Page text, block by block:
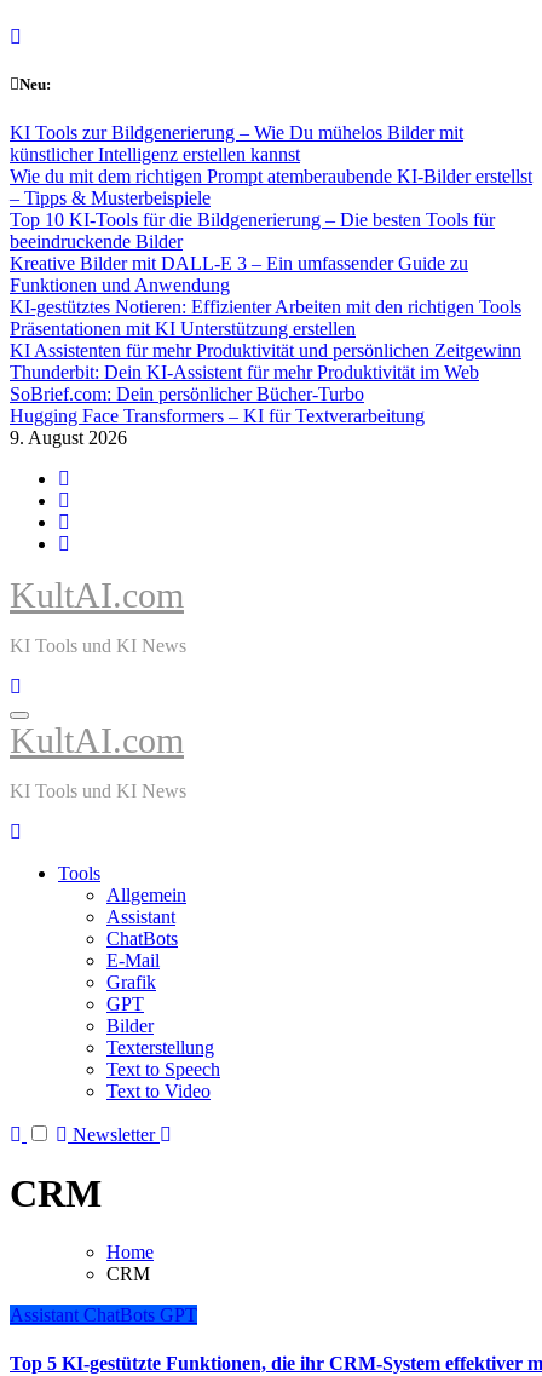
Skip
content
Neu:
KI Tools zur Bildgenerierung – Wie Du mühelos Bilder mit
künstlicher Intelligenz erstellen kannst
Wie du mit dem richtigen Prompt atemberaubende KI-Bilder erstellst
– Tipps & Musterbeispiele
Top 10 KI-Tools für die Bildgenerierung – Die besten Tools für
beeindruckende Bilder
Kreative Bilder mit DALL-E 3 – Ein umfassender Guide zu
Funktionen und Anwendung
KI-gestütztes Notieren: Effizienter Arbeiten mit den richtigen Tools
Präsentationen mit KI Unterstützung erstellen
KI Assistenten für mehr Produktivität und persönlichen Zeitgewinn
Thunderbit: Dein KI-Assistent für mehr Produktivität im Web
SoBrief.com: Dein persönlicher Bücher-Turbo
Hugging Face Transformers – KI für Textverarbeitung
9. August 2026
KultAI.com
KI Tools und KI News
KultAI.com
KI Tools und KI News
Tools
Allgemein
Assistant
ChatBots
E-Mail
Grafik
GPT
Bilder
Texterstellung
Text to Speech
Text to Video
Newsletter
CRM
Home
CRM
Assistant ChatBots GPT
Top 5 KI-gestützte Funktionen, die ihr CRM-System effektiver